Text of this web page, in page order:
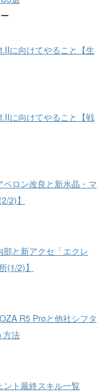
に向けてやること【生
に向けてやること【戦
ペロン改良と新水晶・マ
2)】
部と新アクセ「エクレ
(1/2)】
R5 Proと他社シフタ
方法
ント最終スキル一覧